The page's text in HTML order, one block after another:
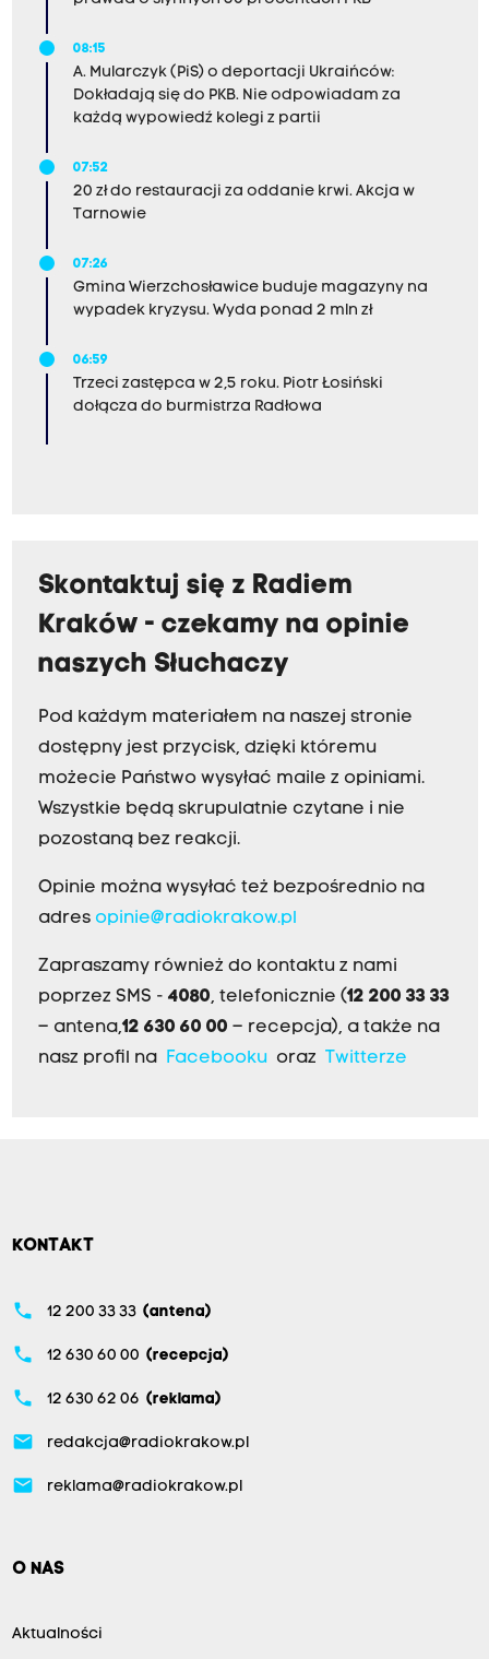
08:15
A. Mularczyk (PiS) o deportacji Ukraińców:
Dokładają się do PKB. Nie odpowiadam za
każdą wypowiedź kolegi z partii
07:52
20 zł do restauracji za oddanie krwi. Akcja w
Tarnowie
07:26
Gmina Wierzchosławice buduje magazyny na
wypadek kryzysu. Wyda ponad 2 mln zł
06:59
Trzeci zastępca w 2,5 roku. Piotr Łosiński
dołącza do burmistrza Radłowa
Skontaktuj się z Radiem
Kraków - czekamy na opinie
naszych Słuchaczy
Pod każdym materiałem na naszej stronie
dostępny jest przycisk, dzięki któremu
możecie Państwo wysyłać maile z opiniami.
Wszystkie będą skrupulatnie czytane i nie
pozostaną bez reakcji.
Opinie można wysyłać też bezpośrednio na
adres opinie@radiokrakow.pl
Zapraszamy również do kontaktu z nami
poprzez SMS - 4080, telefonicznie (12 200 33 33
– antena,12 630 60 00 – recepcja), a także na
nasz profil na Facebookuoraz Twitterze
KONTAKT
phone 12 200 33 33 (antena)
phone 12 630 60 00 (recepcja)
phone 12 630 62 06 (reklama)
email redakcja@radiokrakow.pl
email reklama@radiokrakow.pl
O NAS
Aktualności